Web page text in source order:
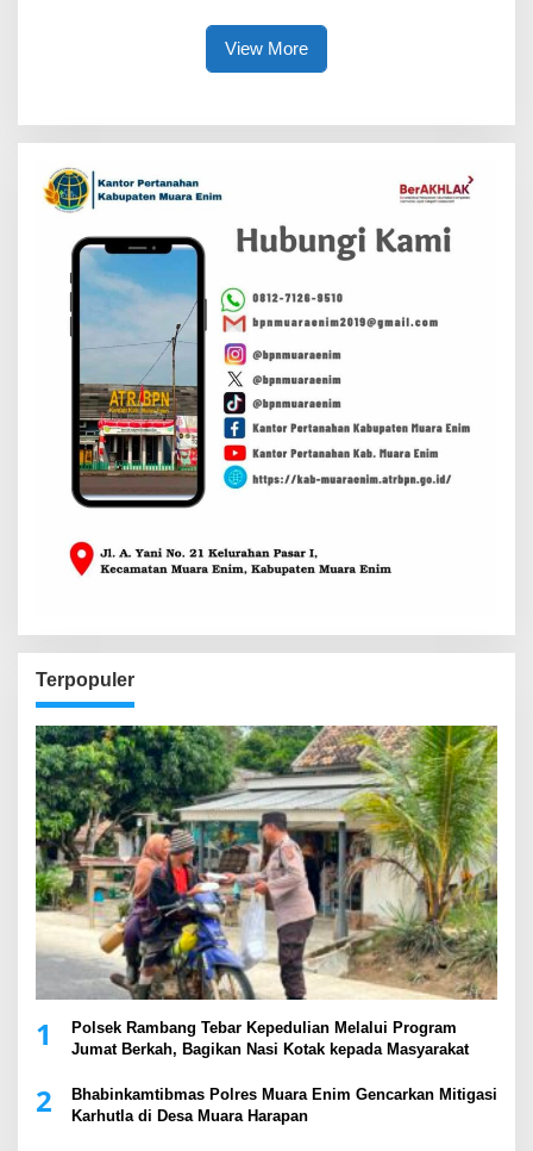
View More
Terpopuler
1
Polsek Rambang Tebar Kepedulian Melalui Program
Jumat Berkah, Bagikan Nasi Kotak kepada Masyarakat
2
Bhabinkamtibmas Polres Muara Enim Gencarkan Mitigasi
Karhutla di Desa Muara Harapan